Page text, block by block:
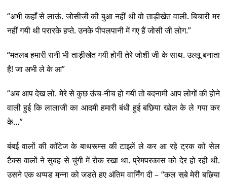
“अभी कहाँ से लाऊं. जोसीजी की बुआ नहीं थी वो ताड़ीखेत वाली. बिचारी मर
नहीं गयी थी परारके हप्ते. उनके पीपलपानी में गए हैं जोसी जी लोग.”
“मतलब हमारी रानी भी ताड़ीखेत गयी होगी तेरे जोशी जी के साथ. उल्लू बनाता
है! जा अभी ले के आ”
“अब आप देख लो. मेरे से कुछ ऊंच-नीच हो गयी तो बदनामी आप लोगों की होने
वाली हुई कि लालाजी का आदमी हमारी बंधी हुई बछिया खोल के ले गया कर
के…”
बंबई वालों की कॉटेज के बाथरूम्स की टाइलें ले कर आ रहे ट्रक को सेल
टैक्स वालों ने सुबह से चुंगी में रोक रखा था. प्रेमपरकास को देर हो रही थी.
उसने एक थप्पड़ मुन्ना को जड़ते हुए अंतिम वार्निंग दी – “कल सुबे मेरी बछिया